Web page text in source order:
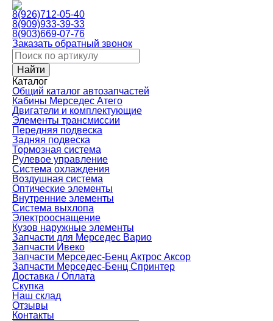
8(926)712-05-40
8(909)933-39-33
8(903)669-07-76
Заказать обратный звонок
Каталог
Общий каталог автозапчастей
Кабины Мерседес Атего
Двигатели и комплектующие
Элементы трансмиссии
Передняя подвеска
Задняя подвеска
Тормозная сиcтема
Рулевое управление
Система охлаждения
Воздушная система
Оптические элементы
Внутренние элементы
Система выхлопа
Электрооснащение
Кузов наружные элементы
Запчасти для Мерседес Варио
Запчасти Ивеко
Запчасти Мерседес-Бенц Актрос Аксор
Запчасти Мерседес-Бенц Спринтер
Доставка / Оплата
Скупка
Наш склад
Отзывы
Контакты